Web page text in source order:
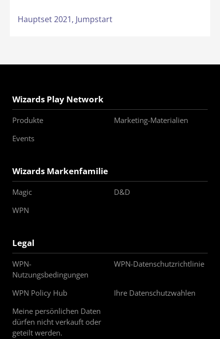
Hauptset 2021, Jumpstart
Wizards Play Network
Produkte
Marketing-Materialien
Events
Wizards Markenfamilie
Magic
D&D
WPN
Legal
WPN-
Nutzungsbedingungen
WPN-Datenschutzrichtlinie
WPN Policy Hub
Ihre Datenschutzwahlen
Meine persönlichen Daten
dürfen nicht verkauft oder
geteilt werden.